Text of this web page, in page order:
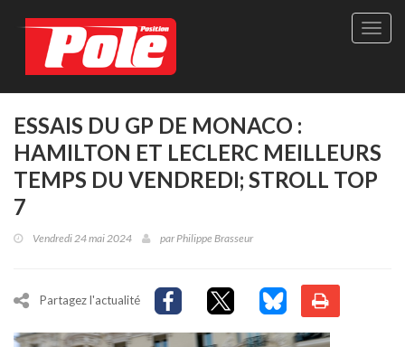
Site
Le
seul
ESSAIS DU GP DE MONACO :
HAMILTON ET LECLERC MEILLEURS
TEMPS DU VENDREDI; STROLL TOP
7
Vendredi 24 mai 2024 parPhilippe Brasseur
Partagez l'actualité